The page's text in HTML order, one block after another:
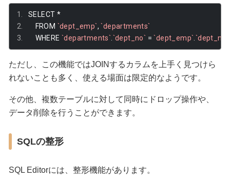
SELECT *
    FROM
`dept_emp`, `departments`
    WHERE
`departments`.`dept_no` = `dept_emp`.`dept_no`
ただし、この機能ではJOINするカラムを上手く見つけら
れないことも多く、使える場面は限定的なようです。
その他、複数テーブルに対して同時にドロップ操作や、
データ削除を行うことができます。
SQLの整形
SQL Editorには、整形機能があります。